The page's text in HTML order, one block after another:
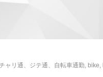
ャリ通、ジテ通、自転車通勤, bike,